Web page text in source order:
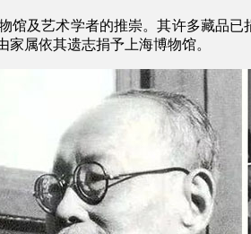
馆及艺术学者的推崇。其许多藏品
属依其遗志捐予上海博物馆。